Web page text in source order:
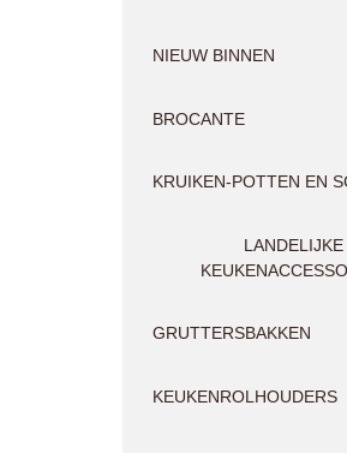
NIEUW BINNEN
BROCANTE
KRUIKEN-POTTEN EN
LANDELIJKE
GRUTTERSBAKKEN
KEUKENROLHOUDERS